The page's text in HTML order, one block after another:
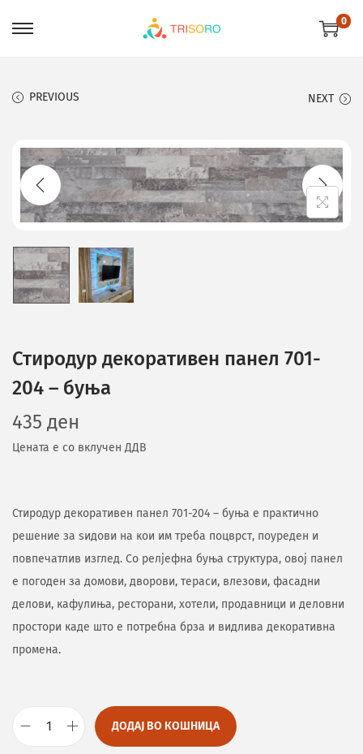
0
PREVIOUS NEXT
Стиродур декоративен панел 701-
204 – буња
435 ден
Цената е со вклучен ДДВ
Стиродур декоративен панел 701-204 – буња е практично
решение за ѕидови на кои им треба поцврст, поуреден и
повпечатлив изглед. Со релјефна буња структура, овој панел
е погоден за домови, дворови, тераси, влезови, фасадни
делови, кафулиња, ресторани, хотели, продавници и деловни
простори каде што е потребна брза и видлива декоративна
промена.
ДОДАЈ ВО КОШНИЦА